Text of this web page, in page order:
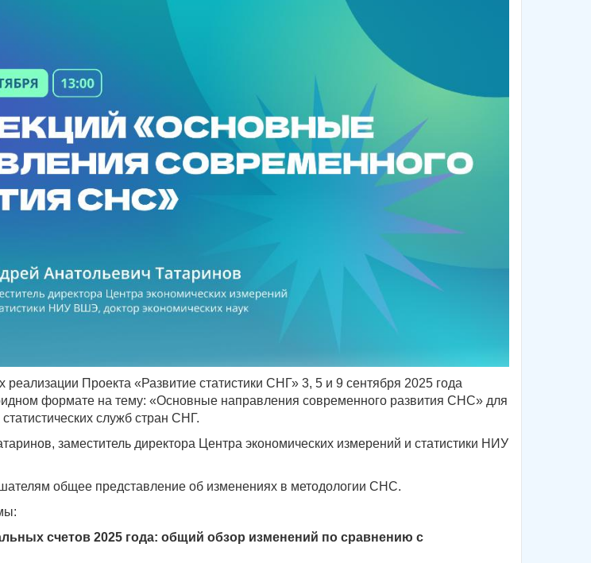
Проекта «Развитие статистики СНГ» 3, 5 и 9 сентября 2025 года
формате на тему: «Основные направления современного развития СНС» для
служб стран СНГ.
заместитель директора Центра экономических измерений и статистики НИУ
общее представление об изменениях в методологии СНС.
счетов 2025 года: общий обзор изменений по сравнению с